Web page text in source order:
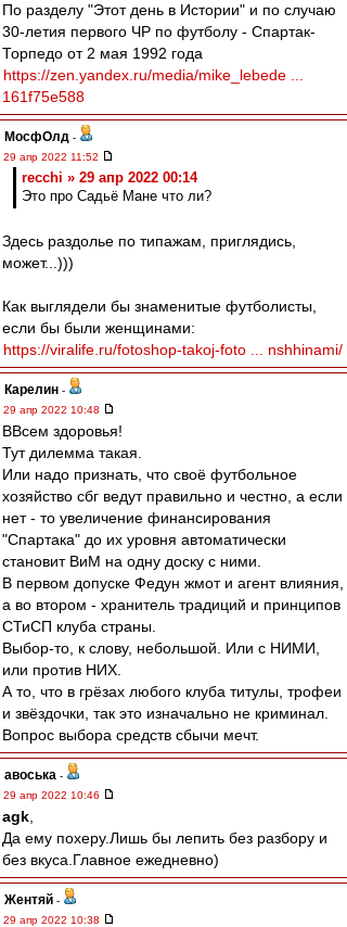
По разделу "Этот день в Истории" и по случаю
30-летия первого ЧР по футболу - Спартак-
Торпедо от 2 мая 1992 года
https://zen.yandex.ru/media/mike_lebede ...
161f75e588
МосфОлд -
29 апр 2022 11:52
recchi » 29 апр 2022 00:14
Это про Садьё Мане что ли?
Здесь раздолье по типажам, приглядись,
может...)))
Как выглядели бы знаменитые футболисты,
если бы были женщинами:
https://viralife.ru/fotoshop-takoj-foto ... nshhinami/
Карелин -
29 апр 2022 10:48
ВВсем здоровья!
Тут дилемма такая.
Или надо признать, что своё футбольное
хозяйство сбг ведут правильно и честно, а если
нет - то увеличение финансирования
"Спартака" до их уровня автоматически
становит ВиМ на одну доску с ними.
В первом допуске Федун жмот и агент влияния,
а во втором - хранитель традиций и принципов
СТиСП клуба страны.
Выбор-то, к слову, небольшой. Или с НИМИ,
или против НИХ.
А то, что в грёзах любого клуба титулы, трофеи
и звёздочки, так это изначально не криминал.
Вопрос выбора средств сбычи мечт.
авоська -
29 апр 2022 10:46
agk
Да ему похеру.Лишь бы лепить без разбору и
без вкуса.Главное ежедневно)
Жентяй -
29 апр 2022 10:38